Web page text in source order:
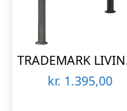
kr. 1.395,00